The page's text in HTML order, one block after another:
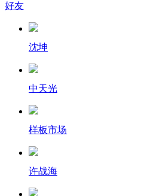
好友
沈坤
中天光
样板市场
许战海